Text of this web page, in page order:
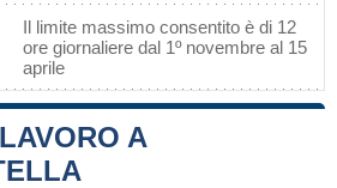
Il limite massimo consentito è di 12
ore giornaliere dal 1º novembre al 15
aprile
A